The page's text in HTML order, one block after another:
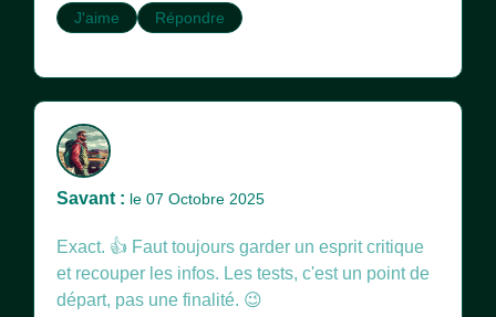
J'aime Répondre
Savant : le 07 Octobre 2025
Exact. 👍 Faut toujours garder un esprit critique
et recouper les infos. Les tests, c'est un point de
départ, pas une finalité. 😉